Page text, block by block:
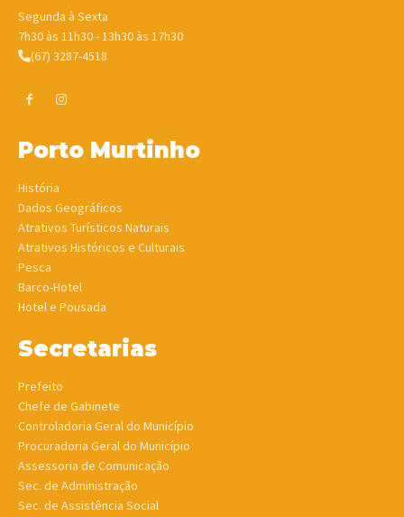
Segunda à Sexta
7h30 às 11h30 - 13h30 às 17h30
(67) 3287-4518
Porto Murtinho
História
Dados Geográficos
Atrativos Turísticos Naturais
Atrativos Históricos e Culturais
Pesca
Barco-Hotel
Hotel e Pousada
Secretarias
Prefeito
Chefe de Gabinete
Controladoria Geral do Município
Procuradoria Geral do Município
Assessoria de Comunicação
Sec. de Administração
Sec. de Assistência Social